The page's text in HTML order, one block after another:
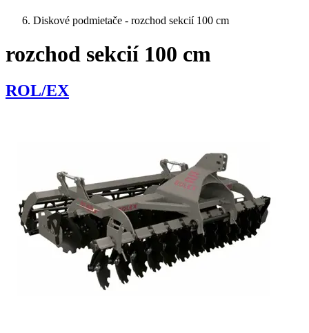
Diskové podmietače - rozchod sekcií 100 cm
rozchod sekcií 100 cm
rozchod sekcií 100 cm
ROL/EX